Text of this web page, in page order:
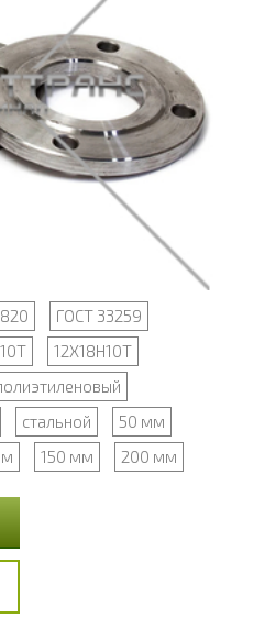
ГОСТ 33259
12Х18Н10Т
стальной
50 мм
150 мм 200 мм